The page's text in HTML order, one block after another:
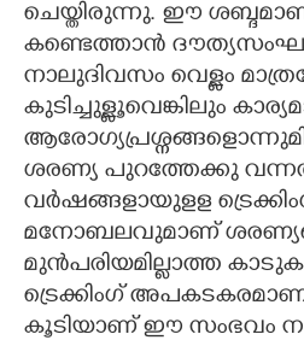
ചെയ്തിരുന്നു. ഈ
കണ്ടെത്താൻ
നാലുദിവസം വെള്ളം
കുടിച്ചുള്ളൂവെങ്കിലും
ശരണ്യ പുറത്തേക്കു
വർഷങ്ങളായുളള
മനോബലവുമാണ്
മുൻപരിയമില്ലാത്ത
ട്രെക്കിംഗ്
കൂടിയാണ് ഈ സംഭവം